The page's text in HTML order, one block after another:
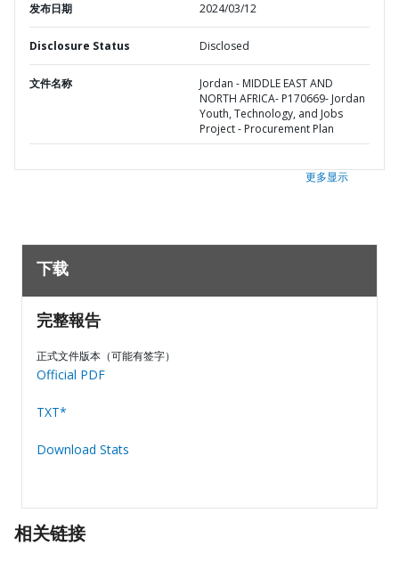
发布日期 2024/03/12
Disclosure Status Disclosed
文件名称
Jordan - MIDDLE EAST AND
NORTH AFRICA- P170669- Jordan
Youth, Technology, and Jobs
Project - Procurement Plan
更多显示
下载
完整報告
正式文件版本（可能有签字）
Official PDF
TXT*
Download Stats
相关链接